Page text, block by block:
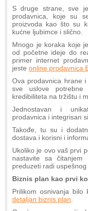
S druge strane, sve
prodavnica, koje su
proizvoda kao što su
kućne ljubimce i slično.
Mnogo je koraka koje
od početne ideje do
primer internet
jeste online prodavnica
Ova prodavnica hrane
sve uslove
kredibiliteta na tržištu i
Jednostavan i
prodavnica i integrisan
Takođe, tu su i
dostava i korisni i
Ukoliko je ovo vaš prvi
nastavite sa
preduzeti radi uspešnog
Biznis plan kao prvi
Prilikom osnivanja bilo
detaljan biznis plan